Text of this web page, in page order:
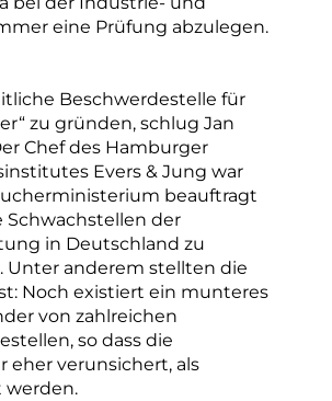
eine Prüfung abzulegen.
Beschwerdestelle für
zu gründen, schlug Jan
Chef des Hamburger
Evers & Jung war
beauftragt
Schwachstellen der
in Deutschland zu
Unter anderem stellten die
Noch existiert ein munteres
von zahlreichen
so dass die
eher verunsichert, als